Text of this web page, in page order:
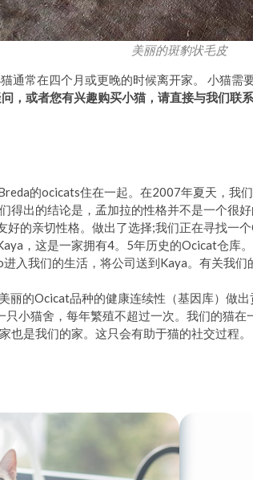
美丽的斑豹状毛皮
通常在四个月或更晚的时候离开家。 小猫
，或者您有兴趣购买小猫，请直接与我们联系
的ocicats住在一起。在2007年夏天，我
得出的结论是，孟加拉的性格并不是一个很
的亲切性格。做出了选择;我们正在寻找一
，这是一家拥有4。5年历史的Ocicat仓库
入我们的生活，将公司送到Kaya。有关我们
丽的Ocicat品种的健康连续性（基因库）做
小猫舍，每年繁殖不超过一次。我们的猫
也是我们的家。这只会有助于猫的社交过程。